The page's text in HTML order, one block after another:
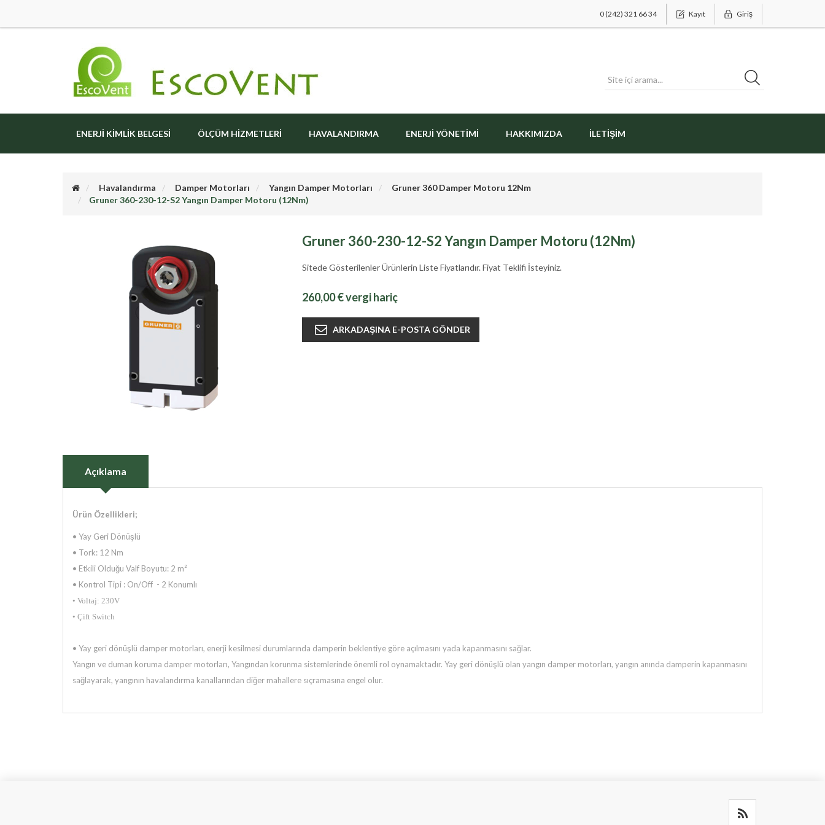
0 (242) 321 66 34 Kayıt Giriş
ENERJI KIMLIK BELGESI ÖLÇÜM HIZMETLERI HAVALANDIRMA ENERJI YÖNETIMI HAKKIMIZDA İLETIŞIM
Havalandırma Damper Motorları Yangın Damper Motorları
Gruner 360 Damper Motoru 12Nm
Gruner 360-230-12-S2 Yangın Damper Motoru (12Nm)
Gruner 360-230-12-S2 Yangın Damper Motoru (12Nm)
Sitede Gösterilenler Ürünlerin Liste Fiyatlarıdır. Fiyat Teklifi İsteyiniz.
260,00 € vergi hariç
Açıklama
Ürün Özellikleri;
• Yay Geri Dönüşlü
• Tork: 12 Nm
• Etkili Olduğu Valf Boyutu: 2 m²
• Kontrol Tipi : On/Off - 2 Konumlı
• Voltaj: 230V
• Çift Switch
• Yay geri dönüşlü damper motorları, enerji kesilmesi durumlarında damperin beklentiye göre açılmasını yada kapanmasını sağlar.
Yangın ve duman koruma damper motorları, Yangından korunma sistemlerinde önemli rol oynamaktadır. Yay geri dönüşlü olan yangın damper motorları, yangın anında damperin kapanmasını
sağlayarak, yangının havalandırma kanallarından diğer mahallere sıçramasına engel olur.